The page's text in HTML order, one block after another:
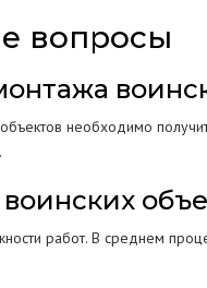
вопросы
необходимо
работ. В среднем